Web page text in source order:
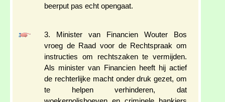
beerput pas echt opengaat.
3. Minister van Financien Wouter Bos
vroeg de Raad voor de Rechtspraak om
instructies om rechtszaken te vermijden.
Als minister van Financien heeft hij actief
de rechterlijke macht onder druk gezet, om
te helpen verhinderen, dat